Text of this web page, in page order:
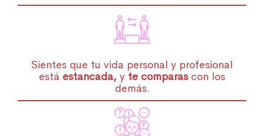
Sientes que tu vida personal y profesional
está estancada, y te comparascon los
demás.